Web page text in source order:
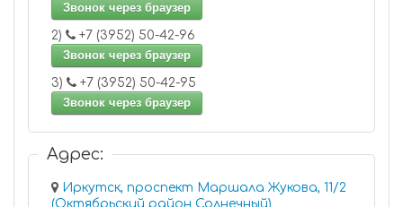
Звонок через браузер
2)
+7 (3952) 50-42-96
Звонок через браузер
3)
+7 (3952) 50-42-95
Звонок через браузер
Адрес:
Иркутск, проспект Маршала Жукова, 11/2
(Октябрьский район Солнечный)